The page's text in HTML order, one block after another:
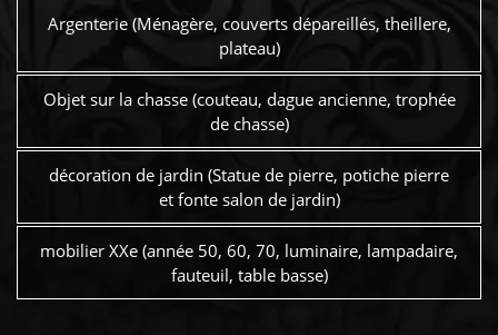
Argenterie (Ménagère, couverts dépareillés, theillere,
plateau)
Objet sur la chasse (couteau, dague ancienne, trophée
de chasse)
décoration de jardin (Statue de pierre, potiche pierre
et fonte salon de jardin)
mobilier XXe (année 50, 60, 70, luminaire, lampadaire,
fauteuil, table basse)